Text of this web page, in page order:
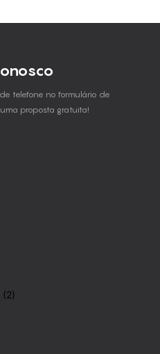
telefone no formulário de
proposta gratuita!